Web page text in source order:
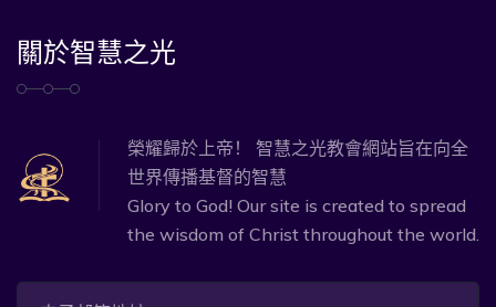
關於智慧之光
榮耀歸於上帝！ 智慧之光教會網站旨在向全
世界傳播基督的智慧
Glory to God! Our site is created to spread
the wisdom of Christ throughout the world.